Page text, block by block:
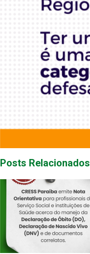
Posts Relacionados